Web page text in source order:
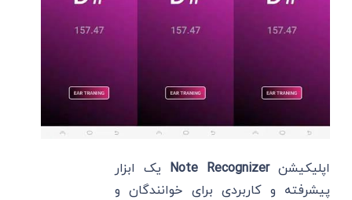
اپلیکیشنNote Recognizer یک ابزار
پیشرفته و کاربردی برای خوانندگان و